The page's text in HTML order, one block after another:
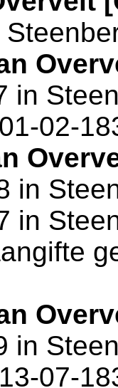
in
02-
in
in
in
07-